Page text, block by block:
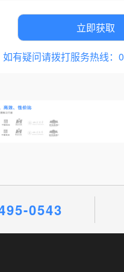
如有疑问请拨打服务热线：
0543